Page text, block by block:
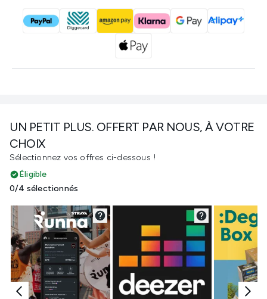
UN PETIT PLUS. OFFERT PAR NOUS, À VOTRE
CHOIX
Sélectionnez vos offres ci-dessous !
Éligible
0/4 sélectionnés